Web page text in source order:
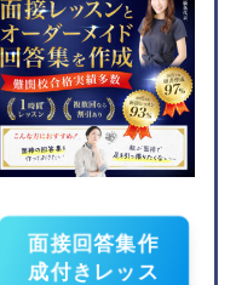
面接回答集作
成付きレッス
桐蔭学園小学校